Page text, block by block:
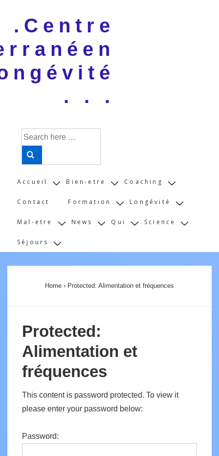
Main
.Centre
. . .
Search
for:
Main
Accueil Bien-etre Coaching
Contact Formation Longévité
Mal-etre News Qui Science
Séjours
Home › Protected: Alimentation et fréquences
Protected:
Alimentation et
fréquences
This content is password protected. To view it
please enter your password below:
Password: